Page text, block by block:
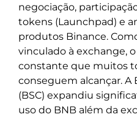
negociação,
tokens (Launchpad) e
produtos Binance.
vinculado à exchange,
constante que muitos
conseguem alcançar. A
(BSC) expandiu
uso do BNB além da